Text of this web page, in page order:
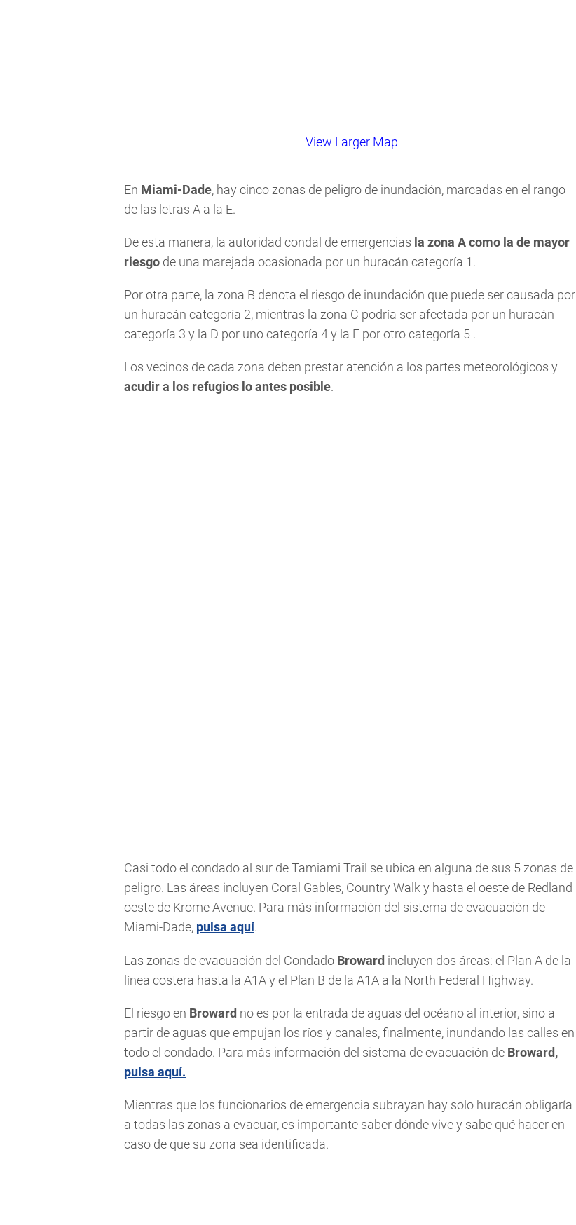
View Larger Map
En Miami-Dade, hay cinco zonas de peligro de inundación, marcadas en el rango
de las letras A a la E.
De esta manera, la autoridad condal de emergencias la zona A como la de mayor
riesgo de una marejada ocasionada por un huracán categoría 1.
Por otra parte, la zona B denota el riesgo de inundación que puede ser causada por
un huracán categoría 2, mientras la zona C podría ser afectada por un huracán
categoría 3 y la D por uno categoría 4 y la E por otro categoría 5 .
Los vecinos de cada zona deben prestar atención a los partes meteorológicos y
acudir a los refugios lo antes posible.
Casi todo el condado al sur de Tamiami Trail se ubica en alguna de sus 5 zonas de
peligro. Las áreas incluyen Coral Gables, Country Walk y hasta el oeste de Redland
oeste de Krome Avenue. Para más información del sistema de evacuación de
Miami-Dade, pulsa aquí.
Las zonas de evacuación del Condado Broward incluyen dos áreas: el Plan A de la
línea costera hasta la A1A y el Plan B de la A1A a la North Federal Highway.
El riesgo en Broward no es por la entrada de aguas del océano al interior, sino a
partir de aguas que empujan los ríos y canales, finalmente, inundando las calles en
todo el condado. Para más información del sistema de evacuación de Broward,
pulsa aquí.
Mientras que los funcionarios de emergencia subrayan hay solo huracán obligaría
a todas las zonas a evacuar, es importante saber dónde vive y sabe qué hacer en
caso de que su zona sea identificada.